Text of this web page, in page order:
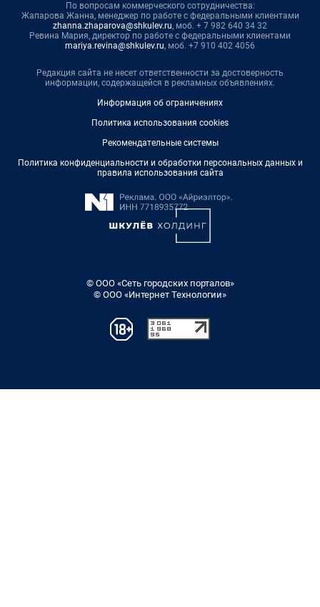
По вопросам коммерческого сотрудничества:
Жапарова Жанна, менеджер по работе с федеральными клиентами
zhanna.zhaparova@shkulev.ru, моб. + 7 982 640 34 32
Ревина Мария, директор по работе с федеральными клиентами
mariya.revina@shkulev.ru, моб. +7 910 402 4056
Редакция сайта не несет ответственности за достоверность
информации, содержащейся в рекламных объявлениях.
Информация об ограничениях
Политика использования cookies
Рекомендательные системы
Политика конфиденциальности и обработки персональных данных и
правила использования сайта
© ООО «Сеть городских порталов»
© ООО «Интернет Технологии»